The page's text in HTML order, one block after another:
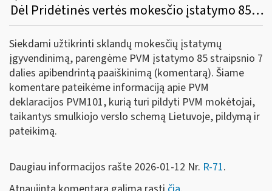
Dėl Pridėtinės vertės mokesčio įstatymo 85 straipsnio 7 dalies komentaro parengimo
Siekdami užtikrinti sklandų mokesčių įstatymų
įgyvendinimą, parengėme PVM įstatymo 85 straipsnio 7
dalies apibendrintą paaiškinimą (komentarą). Šiame
komentare pateikėme informaciją apie PVM
deklaracijos PVM101, kurią turi pildyti PVM mokėtojai,
taikantys smulkiojo verslo schemą Lietuvoje, pildymą ir
pateikimą.
Daugiau informacijos rašte 2026-01-12 Nr. R-71.